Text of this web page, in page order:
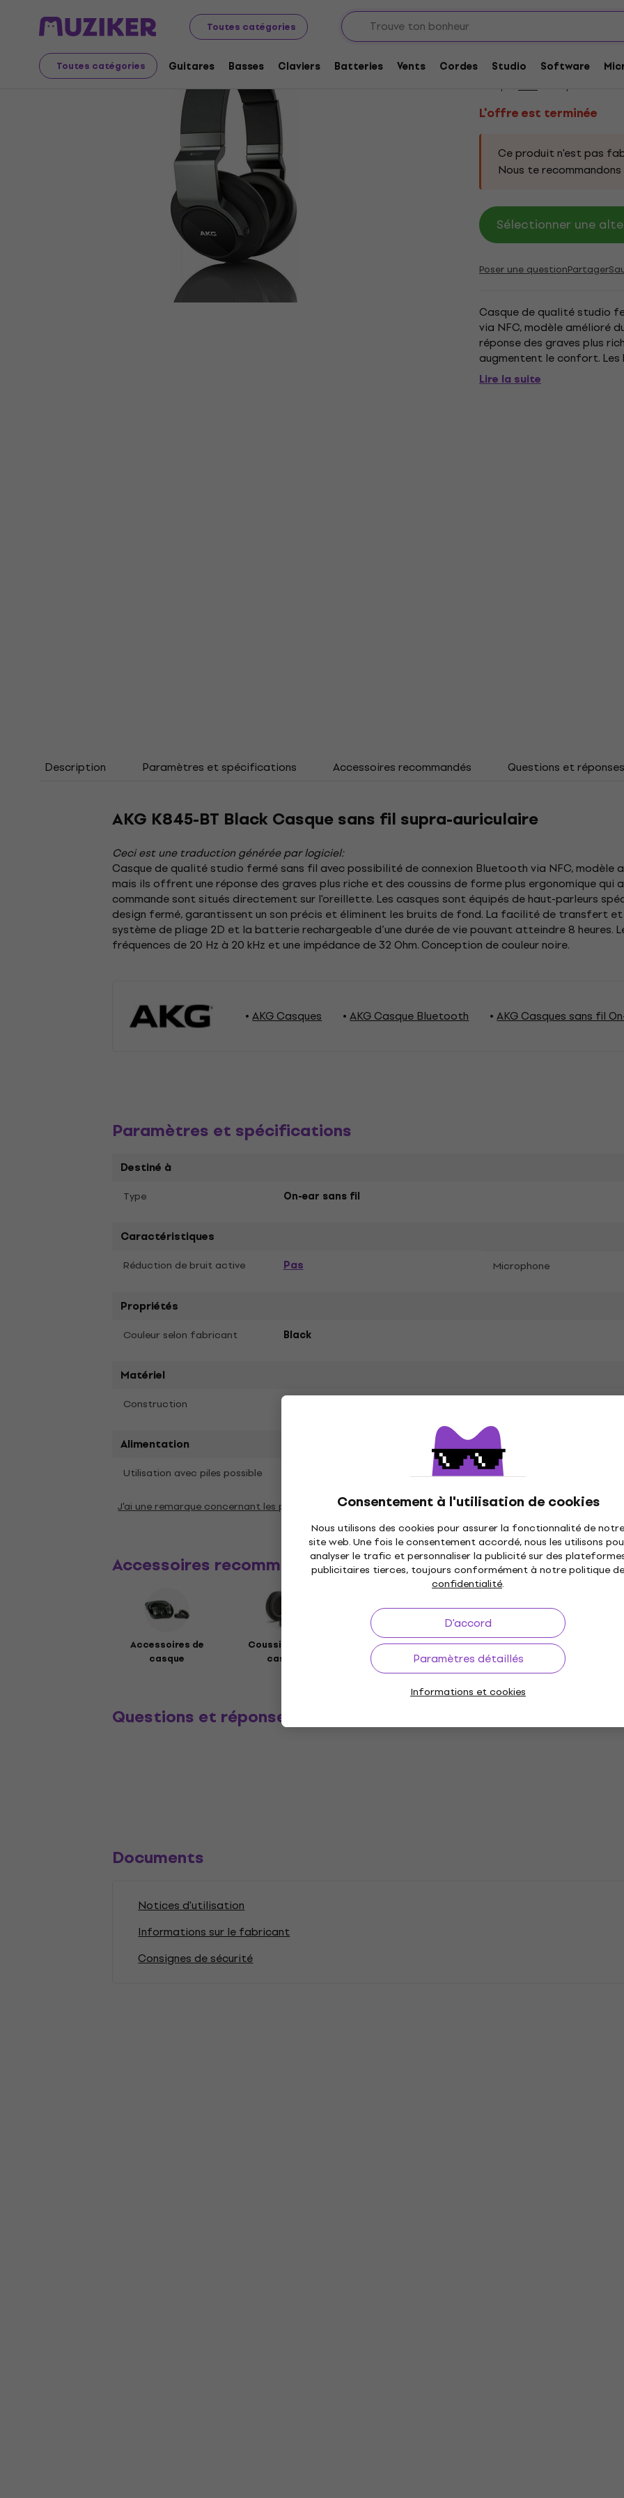
Toutes catégories
Toutes catégories Guitares Basses Claviers Batteries Vents Cordes Studio Software
Consentement à l'utilisation de cookies
Nous utilisons des cookies pour assurer la fonctionnalité de notre
site web. Une fois le consentement accordé, nous les utilisons
analyser le trafic et personnaliser la publicité sur des
publicitaires tierces, toujours conformément à notre politique de
confidentialité.
D'accord
Paramètres détaillés
Informations et cookies
Audio Video Tech Casques Casque Bluetooth Casques sans fil On-ear
L'offre est terminée
L'offre est terminée
AKG K845-BT
Marque: Code produit:
L'offre est terminée
Ce produit n'est pas
Nous te
Sélectionner une
Poser une questionPartager
Casque de qualité studio
via NFC, modèle amélioré
réponse des graves plus
augmentent le confort.
l'oreillette. Les casques
Lire la suite
Description Paramètres et spécifications Accessoires recommandés Questions et réponses
AKG K845-BT Black Casque sans fil supra-auriculaire
Ceci est une traduction générée par logiciel:
Casque de qualité studio fermé sans fil avec possibilité de connexion Bluetooth via NFC, modèle
mais ils offrent une réponse des graves plus riche et des coussins de forme plus ergonomique
commande sont situés directement sur l'oreillette. Les casques sont équipés de haut-parleurs
design fermé, garantissent un son précis et éliminent les bruits de fond. La facilité de transfert
système de pliage 2D et la batterie rechargeable d’une durée de vie pouvant atteindre 8 heures.
fréquences de 20 Hz à 20 kHz et une impédance de 32 Ohm. Conception de couleur noire.
AKG Casques AKG Casque Bluetooth AKG Casques sans fil
Paramètres et spécifications
Destiné à
Type On-ear sans fil
Caractéristiques
Réduction de bruit active Pas Microphone
Propriétés
Couleur selon fabricant Black
Matériel
Construction
Alimentation
Utilisation avec piles possible
J'ai une remarque concernant les paramètres
Accessoires recommandés
Accessoires de
casque
Coussinets pour
casques
Supports pour
casques
Housses et Etuis pour
casques
Questions et réponses
Documents
Notices d'utilisation
Informations sur le fabricant
Consignes de sécurité